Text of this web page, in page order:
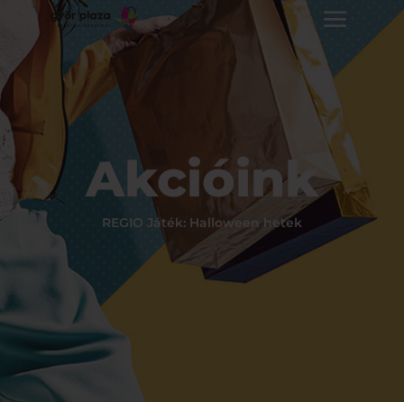
Akcióink
REGIO Játék: Halloween hetek